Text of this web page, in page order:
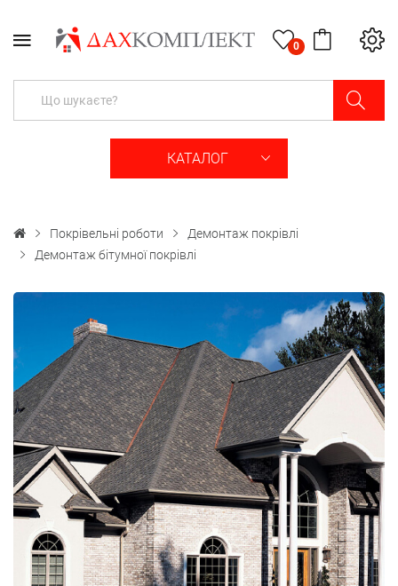
0
КАТАЛОГ
Покрівельні роботи
Демонтаж покрівлі
Демонтаж бітумної покрівлі